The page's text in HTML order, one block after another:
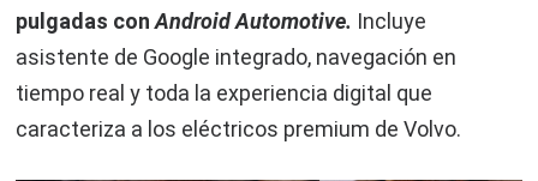
pulgadas conAndroid Automotive. Incluye
asistente de Google integrado, navegación en
tiempo real y toda la experiencia digital que
caracteriza a los eléctricos premium de Volvo.